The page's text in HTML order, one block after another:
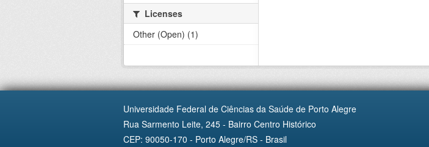
Licenses
Other (Open) (1)
Universidade Federal de Ciências da Saúde de Porto Alegre
Rua Sarmento Leite, 245 - Bairro Centro Histórico
CEP: 90050-170 - Porto Alegre/RS - Brasil